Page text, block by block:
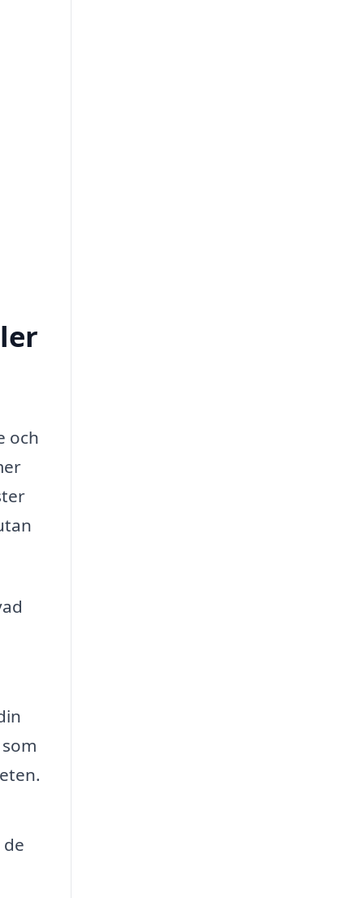
och